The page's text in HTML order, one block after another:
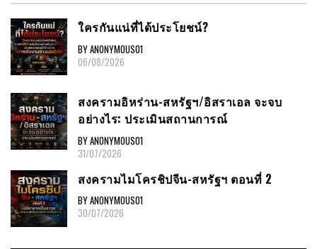
ใครกันแน่ที่ได้ประโยชน์?
BY ANONYMOUS01
06/08/2026
สงครามอิหร่าน-สหรัฐฯ/อิสราเอล จะจบ
อย่างไร: ประเมินสถานการณ์
BY ANONYMOUS01
31/07/2026
สงครามไมโครชิปจีน-สหรัฐฯ ตอนที่ 2
BY ANONYMOUS01
30/07/2026